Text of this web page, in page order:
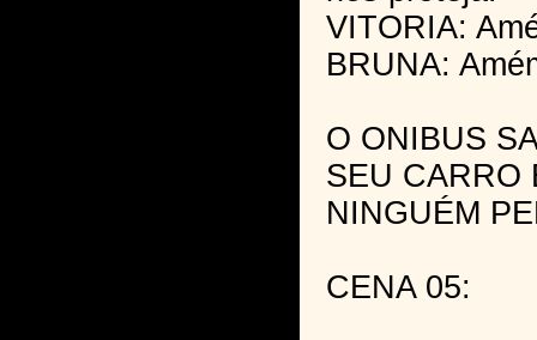
VITORIA:
BRUNA:
O ONIBUS
SEU CARRO
NINGUÉM
CENA 05: